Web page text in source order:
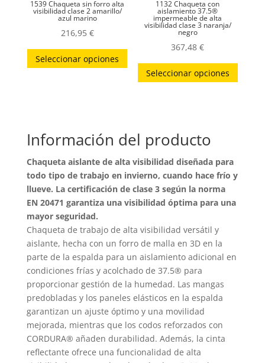
1539 Chaqueta sin forro alta
visibilidad clase 2 amarillo/
azul marino
216,95 €
Seleccionar opciones
Este
producto
tiene
opciones
pueden
elegir
en
página
de
producto
1132 Chaqueta con
aislamiento 37.5®
impermeable de alta
visibilidad clase 3 naranja/
negro
367,48€
Seleccionar opciones
Este
Información del producto
Chaqueta aislante de alta visibilidad diseñada para
todo tipo de trabajo en invierno, cuando hace frío y
llueve. La certificación de clase 3 según la norma
EN 20471 garantiza una visibilidad óptima para una
mayor seguridad.
Chaqueta de trabajo de alta visibilidad versátil y
aislante, hecha con un forro de malla en 3D en la
parte de la espalda para un aislamiento adicional en
condiciones frías y acolchado de 37.5® para
proporcionar gestión de la humedad. Las mangas
predobladas y los paneles elásticos en la espalda
garantizan un ajuste óptimo y una movilidad
mejorada, mientras que los codos reforzados con
CORDURA® añaden durabilidad. Además, la cinta
reflectante ofrece una funcionalidad de alta